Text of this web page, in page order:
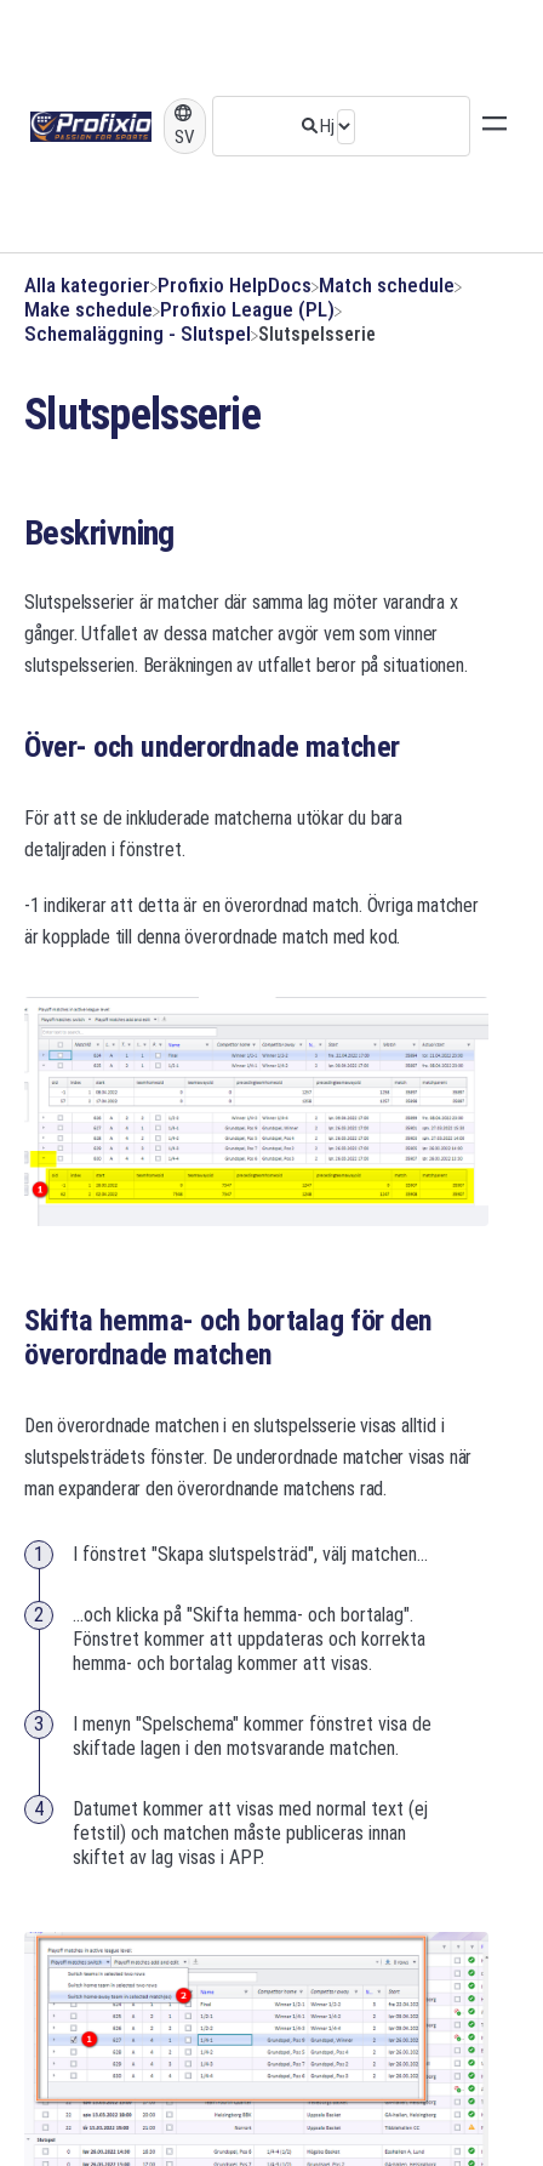
SV
Alla kategorier ​Profixio HelpDocs ​Match schedule
​Make schedule ​Profixio League (PL)
​Schemaläggning - Slutspel Slutspelsserie
Slutspelsserie
Beskrivning
Slutspelsserier är matcher där samma lag möter varandra x
gånger. Utfallet av dessa matcher avgör vem som vinner
slutspelsserien. Beräkningen av utfallet beror på situationen.
Över- och underordnade matcher
För att se de inkluderade matcherna utökar du bara
detaljraden i fönstret.
-1 indikerar att detta är en överordnad match. Övriga matcher
är kopplade till denna överordnade match med kod.
Skifta hemma- och bortalag för den
överordnade matchen
Den överordnade matchen i en slutspelsserie visas alltid i
slutspelsträdets fönster. De underordnade matcher visas när
man expanderar den överordnande matchens rad.
I fönstret "Skapa slutspelsträd", välj matchen...
...och klicka på "Skifta hemma- och bortalag".
Fönstret kommer att uppdateras och korrekta
hemma- och bortalag kommer att visas.
I menyn "Spelschema" kommer fönstret visa de
skiftade lagen i den motsvarande matchen.
Datumet kommer att visas med normal text (ej
fetstil) och matchen måste publiceras innan
skiftet av lag visas i APP.